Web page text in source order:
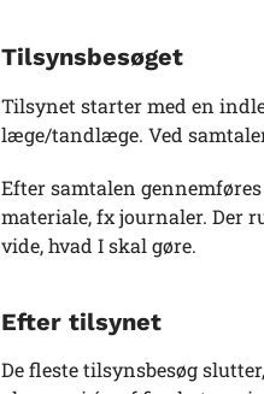
Tilsynsbesøget
Tilsynet starter med en
læge/tandlæge. Ved
Efter samtalen
materiale, fx journaler. Der
vide, hvad I skal gøre.
Efter tilsynet
De fleste tilsynsbesøg